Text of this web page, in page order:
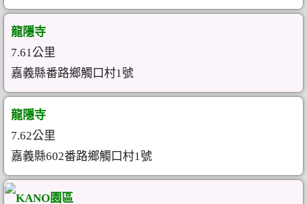
龍隱寺
7.61公里
嘉義縣番路鄉觸口村1號
龍隱寺
7.62公里
嘉義縣602番路鄉觸口村1號
KANO園區